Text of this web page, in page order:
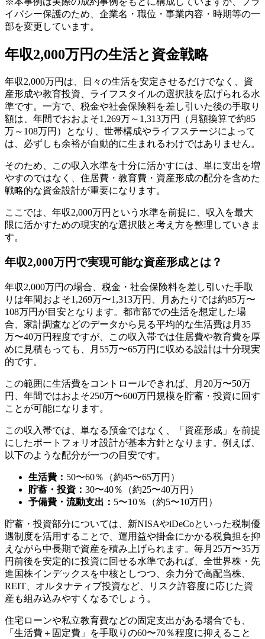
イバシー保護のため、企業名・職位・事業内容・時期等の一
部を変更しています。
年収2,000万円の生活と資金戦略
年収2,000万円は、日々の生活を安定させるだけでなく、資
産形成や教育投資、ライフスタイルの選択肢を広げられる水
準です。一方で、税金や社会保険料を差し引いた後の手取り
額は、年間でおおよそ1,269万～1,313万円（月額換算で約85
万～108万円）となり、世帯構成やライフステージによって
は、必ずしも余裕が自動的に生まれるわけではありません。
そのため、この収入水準を十分に活かすには、単に支出を増
やすのではなく、住居費・教育費・資産形成の配分を含めた
戦略的な資金設計が重要になります。
ここでは、年収2,000万円という水準を前提に、収入を最大
限に活かすための現実的な選択肢と考え方を整理していきま
す。
年収2,000万円で実現可能な資産形成とは？
年収2,000万円の場合、税金・社会保険料を差し引いた手取
りは年間およそ1,269万〜1,313万円、月あたりでは約85万〜
108万円が目安となります。都市部での生活を想定した場
合、家計調査などのデータから見る平均的な生活費は月35
万〜40万円程度ですが、この収入帯では住居費や教育費を厚
めに見積もっても、月55万〜65万円に収める設計は十分現実
的です。
この範囲に生活費をコントロールできれば、月20万〜50万
円、年間ではおよそ250万〜600万円規模を貯蓄・投資に回す
ことが可能になります。
この収入帯では、単なる預金ではなく、「資産形成」を前提
にしたポートフォリオ設計が基本方針となります。例えば、
以下のような配分が一つの目安です。
生活費： 50〜60％（約45〜65万円）
貯蓄・投資： 30〜40％（約25〜40万円）
予備費・流動支出： 5〜10％（約5〜10万円）
貯蓄・投資部分については、新NISAやiDeCoといった税制優
遇制度を活用することで、運用益や掛金にかかる税負担を抑
えながら中長期で資産を積み上げられます。毎月25万〜35万
円前後を安定的に投資に回せる水準であれば、全世界株・先
進国株インデックスを中核としつつ、余力分で高配当株、
REIT、オルタナティブ投資など、リスク許容度に応じた資
産も組み込みやすくなるでしょう。
住宅ローンや私立教育費などの固定支出がある場合でも、
「生活費＋固定費」を手取りの60〜70％程度に抑えること